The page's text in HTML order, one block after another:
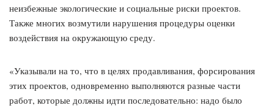
неизбежные экологические и социальные риски проектов.
Также многих возмутили нарушения процедуры оценки
воздействия на окружающую среду.
«Указывали на то, что в целях продавливания, форсирования
этих проектов, одновременно выполняются разные части
работ, которые должны идти последовательно: надо было